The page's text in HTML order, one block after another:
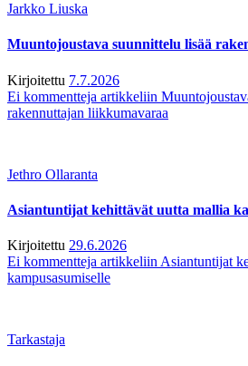
Jarkko Liuska
Muuntojoustava suunnittelu lisää
Kirjoitettu 7.7.2026
Ei kommentteja artikkeliin
rakennuttajan liikkumavaraa
Jethro Ollaranta
Asiantuntijat kehittävät uutta mallia
Kirjoitettu 29.6.2026
Ei kommentteja artikkeliin Asiantuntijat
kampusasumiselle
Tarkastaja